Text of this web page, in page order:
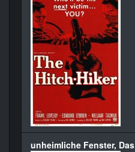
unheimliche Fenster, Das